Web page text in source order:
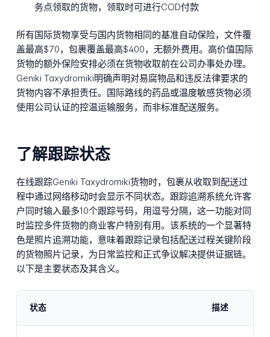
务点领取的货物，领取时可进行COD付款
所有国际货物享受与国内货物相同的基准自动保险，文件覆
盖最高$70，包裹覆盖最高$400，无额外费用。高价值国际
货物的额外保险安排必须在货物收取前在公司办事处办理。
Geniki Taxydromiki明确声明对易腐物品和违反法律要求的
货物内容不承担责任。国际路线的药品或温度敏感货物必须
使用公司认证的控温运输服务，而非标准配送服务。
了解跟踪状态
在线跟踪Geniki Taxydromiki货物时，包裹从收取到配送过
程中通过网络移动时会显示不同状态。跟踪追溯系统允许客
户同时输入最多10个跟踪号码，用逗号分隔，这一功能对同
时监控多件货物的商业客户特别有用。该系统的一个显著特
色是照片追溯功能，意味着跟踪记录包括配送过程关键阶段
的货物照片记录，为日常监控和正式争议解决提供证据链。
以下是主要状态及其含义。
状态 描述